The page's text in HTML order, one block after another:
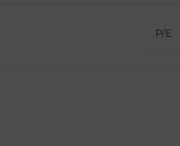
P/E